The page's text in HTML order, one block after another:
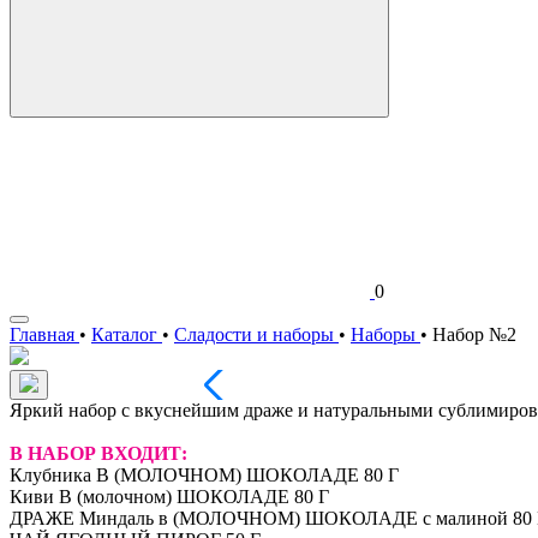
0
Главная • Каталог • Сладости и наборы • Наборы • Набор №2
Яркий набор с вкуснейшим драже и натуральными
В НАБОР ВХОДИТ:
Клубника В (МОЛОЧНОМ) ШОКОЛАДЕ 80 Г
Киви В (молочном) ШОКОЛАДЕ 80 Г
ДРАЖЕ Миндаль в (МОЛОЧНОМ) ШОКОЛАДЕ с малиной 80